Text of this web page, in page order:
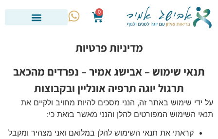
0
מדיניות פרטיות
תנאי שימוש – אבישג אמיר – נפרדים מהכאב
תרגול יוגה תרפיה אונליין ובקבוצות
על ידי שימוש באתר זה, הנני מסכים להיות מחויב ולקיים את
תנאי השימוש המפורטים להלן והנני מאשר בזאת כי:
קראתי את תנאי השימוש להלן במלואם ואני מצהיר ומקבל